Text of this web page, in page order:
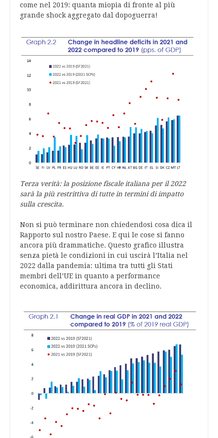
come nel 2019: quanta miopia di fronte al più
grande shock aggregato dal dopoguerra!
Terza verità: la posizione fiscale italiana per il 2022
sarà la più restrittiva di tutte in termini di impatto
sulla crescita.
Non si può terminare non chiedendosi cosa dica il
Rapporto sul nostro Paese. E qui le cose si fanno
ancora più drammatiche. Questo grafico illustra
senza pietà le condizioni in cui uscirà l’Italia nel
2022 dalla pandemia: ultima tra tutti gli Stati
membri dell’UE in quanto a performance
economica, addirittura ancora in declino.